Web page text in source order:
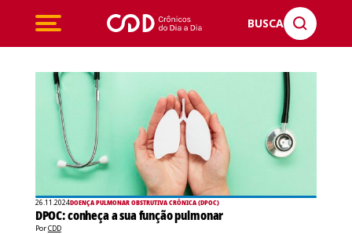
BUSCA
26.11.2024DOENÇA PULMONAR OBSTRUTIVA CRÔNICA (DPOC)
DPOC: conheça a sua função pulmonar
PorCDD